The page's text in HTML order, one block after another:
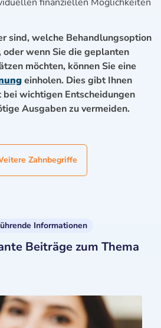
sind, welche Behandlungsoption
wenn Sie die geplanten
möchten, können Sie eine
einholen. Dies gibt Ihnen
wichtigen Entscheidungen
Ausgaben zu vermeiden.
Zahnbegriffe
Informationen
Beiträge zum Thema